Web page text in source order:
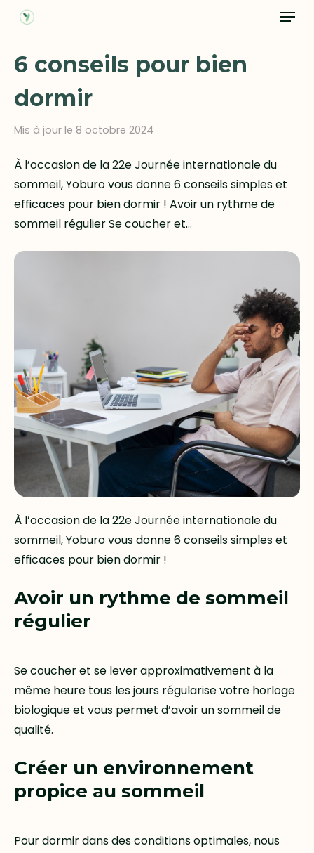
Skip
content
Menu
6 conseils pour bien
dormir
Mis à jour le 8 octobre 2024
À l’occasion de la 22e Journée internationale du
sommeil, Yoburo vous donne 6 conseils simples et
efficaces pour bien dormir ! Avoir un rythme de
sommeil régulier Se coucher et…
À l’occasion de la 22e Journée internationale du
sommeil, Yoburo vous donne 6 conseils simples et
efficaces pour bien dormir !
Avoir un rythme de sommeil
régulier
Se coucher et se lever approximativement à la
même heure tous les jours régularise votre horloge
biologique et vous permet d’avoir un sommeil de
qualité.
Créer un environnement
propice au sommeil
Pour dormir dans des conditions optimales, nous